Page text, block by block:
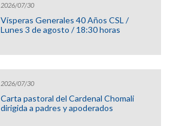
2026/07/30
Vísperas Generales 40 Años CSL /
Lunes 3 de agosto / 18:30 horas
2026/07/30
Carta pastoral del Cardenal Chomali
dirigida a padres y apoderados